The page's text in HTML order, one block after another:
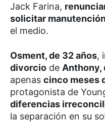
Jack Farina,
solicitar
el medio.
Osment, de 32 años,
divorcio de Anthony,
apenas cinco meses
protagonista de
diferencias
la separación en su